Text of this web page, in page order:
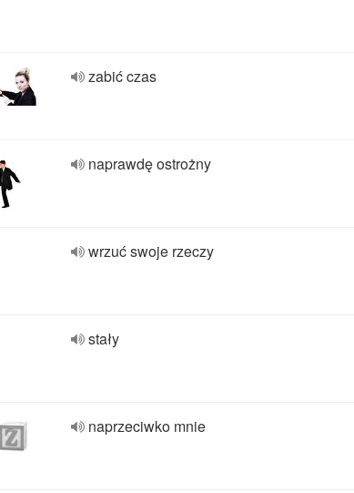
zabić czas
naprawdę ostrożny
wrzuć swoje rzeczy
stały
naprzeciwko mnie